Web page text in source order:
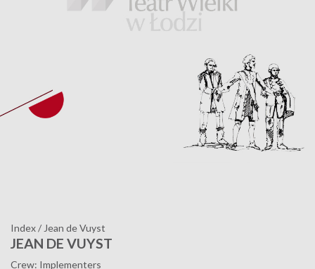
Index/ Jean de Vuyst
JEAN DE VUYST
Crew: Implementers